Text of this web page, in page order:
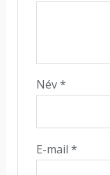
Név*
E-mail*